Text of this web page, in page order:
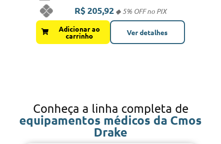
R$205,92
Adicionar ao
carrinho Ver detalhes
Conheça a linha completa de
equipamentos médicos da Cmos
Drake